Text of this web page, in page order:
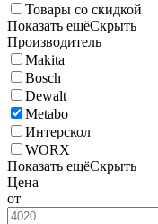
Товары со скидкой
Показать ещёСкрыть
Производитель
Makita
Bosch
Dewalt
Metabo
Интерскол
WORX
Показать ещёСкрыть
Цена
от